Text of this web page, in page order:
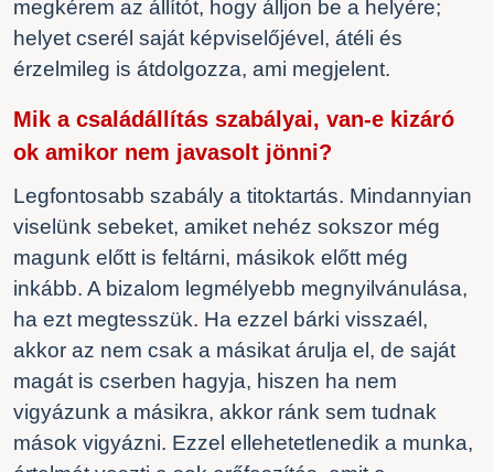
megkérem az állítót, hogy álljon be a helyére;
helyet cserél saját képviselőjével, átéli és
érzelmileg is átdolgozza, ami megjelent.
Mik a családállítás szabályai, van-e kizáró
ok amikor nem javasolt jönni?
Legfontosabb szabály a titoktartás. Mindannyian
viselünk sebeket, amiket nehéz sokszor még
magunk előtt is feltárni, másikok előtt még
inkább. A bizalom legmélyebb megnyilvánulása,
ha ezt megtesszük. Ha ezzel bárki visszaél,
akkor az nem csak a másikat árulja el, de saját
magát is cserben hagyja, hiszen ha nem
vigyázunk a másikra, akkor ránk sem tudnak
mások vigyázni. Ezzel ellehetetlenedik a munka,